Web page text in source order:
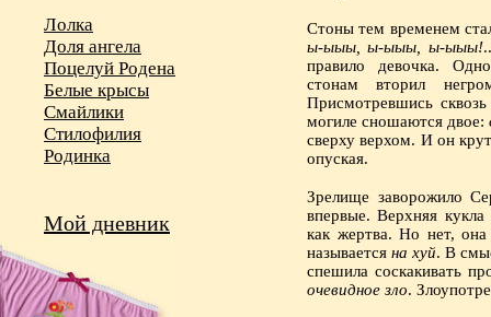
Лолка
Доля ангела
Поцелуй Родена
Белые крысы
Смайлики
Стилофилия
Родинка
Мой дневник
Стоны тем временем
ы-ыыы, ы-ыыы, ы-ыыы!
правило девочка.
стонам вторил
Присмотревшись
могиле сношаются двое:
сверху верхом. И он
опуская.
Зрелище заворожило
впервые. Верхняя кукла
как жертва. Но нет,
называется на хуй. В
спешила соскакивать
очевидное зло.